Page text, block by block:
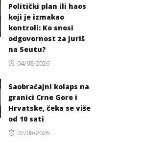
Politički plan ili haos
koji je izmakao
kontroli: Ko snosi
odgovornost za juriš
na Seutu?
Posted
04/08/2026
Saobraćajni kolaps na
granici Crne Gore i
Hrvatske, čeka se više
od 10 sati
Posted
02/08/2026